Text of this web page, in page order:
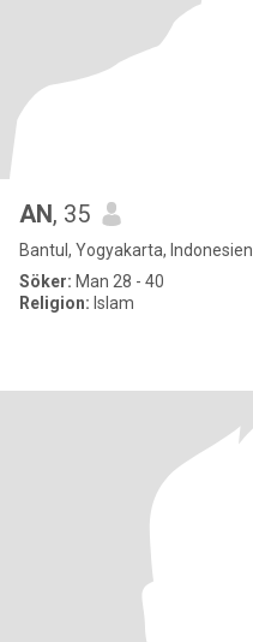
AN, 35
Bantul, Yogyakarta, Indonesien
Söker: Man 28 - 40
Religion: Islam